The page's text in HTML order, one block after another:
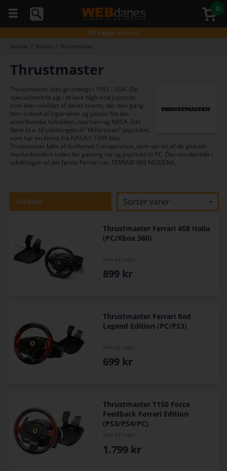
ringe
til os
på
telefon
98374333
(hverdage
kl. 10-
16)
0
5 stjernerpå Trustpilot
Gratis fragt*
ved køb over 499,-
90 dages returret
Gratis fragt*
Gratis fragt*
5 stjerner
Gratis fragt*ved køb over 499,-
Forside / Brands / Thrustmaster
Thrustmaster
Thrustmaster blev grundlagt i 1992 i USA. De
specialiserede sig i at lave high-end joysticks,
som blev udviklet af deres teams, der den gang
blev trænet af ingeniører og piloter fra det
amerikanske luftvåben, marinen og NASA. Det
førte bl.a. til udviklingen af ”Millennium” joysticket,
som har en licens fra NASA! I 1999 blev
Trustmaster købt af Guillemot Coroporation, som var en af de globale
markedsledere inden for gaming rat og joysticks til PC. Det resulterede i
udviklingen af det første Ferrari rat, FERRARI 360 MODENA.
Vis filter
Thrustmaster Ferrari 458 Italia
(PC/Xbox 360)
899 kr
Thrustmaster Ferrari Red
Legend Edition (PC/PS3)
699 kr
Thrustmaster T150 Force
Feedback Ferrari Edition
(PS3/PS4/PC)
1.799 kr